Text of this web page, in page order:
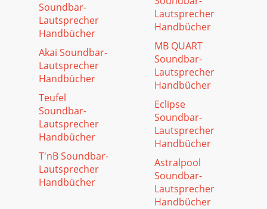
Soundbar-
Lautsprecher
Handbücher
Akai Soundbar-
Lautsprecher
Handbücher
Teufel
Soundbar-
Lautsprecher
Handbücher
T'nB Soundbar-
Lautsprecher
Handbücher
Lautsprecher
Handbücher
MB QUART
Soundbar-
Lautsprecher
Handbücher
Eclipse
Soundbar-
Lautsprecher
Handbücher
Astralpool
Soundbar-
Lautsprecher
Handbücher